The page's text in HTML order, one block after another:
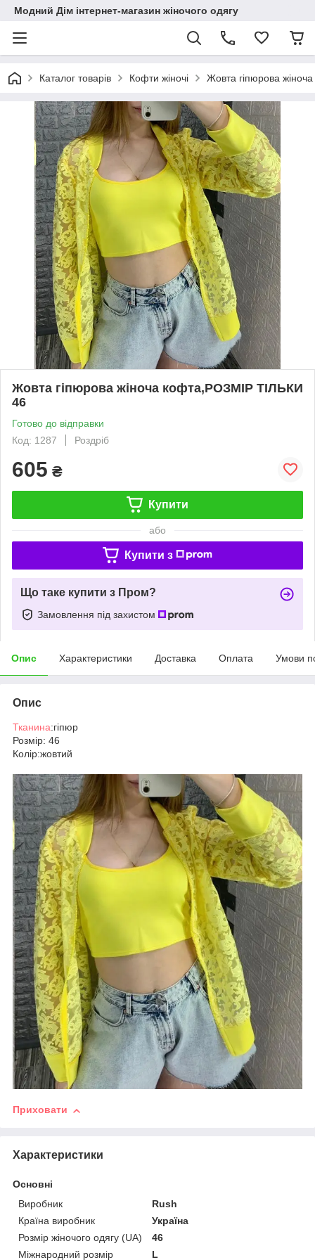
Модний Дім інтернет-магазин жіночого одягу
Каталог товарів Кофти жіночі Жовта гіпюрова
Жовта гіпюрова жіноча кофта,РОЗМІР ТІЛЬКИ
46
Готово до відправки
Код: 1287
Роздріб
605 ₴
Купити
або
Купити з
Що таке купити з Пром?
Замовлення під захистом
Опис Характеристики Доставка Оплата Умови
Опис
Тканина:гіпюр
Розмір: 46
Колір:жовтий
Приховати
Характеристики
Основні
Виробник
Rush
Країна виробник
Україна
Розмір жіночого одягу (UA)
46
Міжнародний розмір
L